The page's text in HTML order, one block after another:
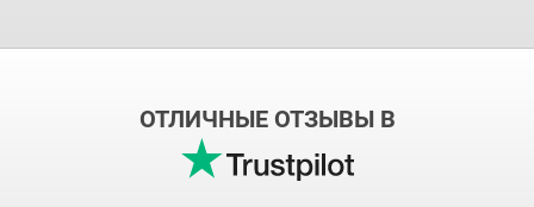
ОТЛИЧНЫЕ ОТЗЫВЫ В